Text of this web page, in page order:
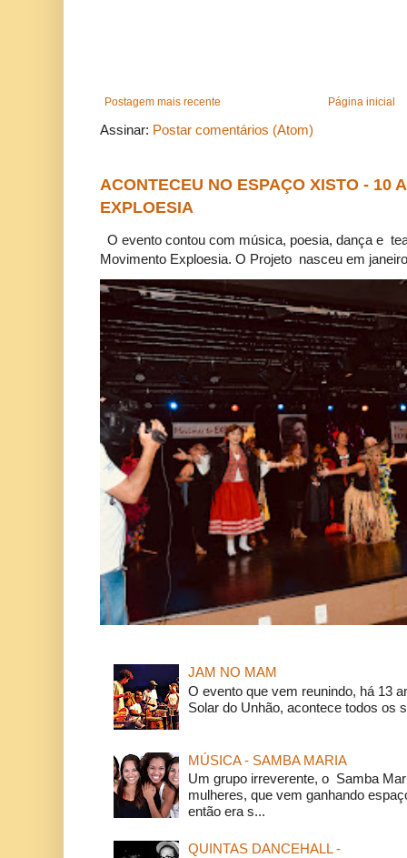
Postagem mais recente Página inicial
Assinar: Postar comentários (Atom)
ACONTECEU NO ESPAÇO XISTO - 10
EXPLOESIA
O evento contou com música, poesia, dança e
Movimento Exploesia. O Projeto nasceu em
JAM NO MAM
O evento que vem reunindo, há 13
Solar do Unhão, acontece todos os
MÚSICA - SAMBA MARIA
Um grupo irreverente, o Samba
mulheres, que vem ganhando
então era s...
QUINTAS DANCEHALL -